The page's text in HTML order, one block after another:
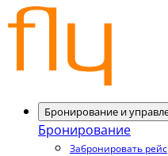
Бронирование и
Бронирование
Забронировать рейс